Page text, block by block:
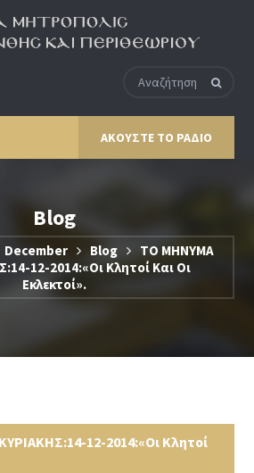
ΑΚΟΥΣΤΕ ΤΟ ΡΑΔΙΟ
Blog
December Blog
ΤΟ ΜΗΝΥΜΑ
12-2014:«Οι Κλητοί Και Οι
Εκλεκτοί».
12-2014:«Οι Κλητοί